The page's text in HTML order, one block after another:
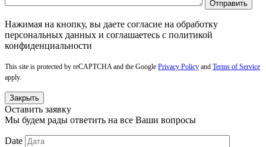
Нажимая на кнопку, вы даете согласие на обработку
персональных данных и соглашаетесь c политикой
конфиденциальности
This site is protected by reCAPTCHA and the Google Privacy Policy and Terms of Service
apply.
Закрыть
Оставить заявку
Мы будем рады ответить на все Ваши вопросы
Date